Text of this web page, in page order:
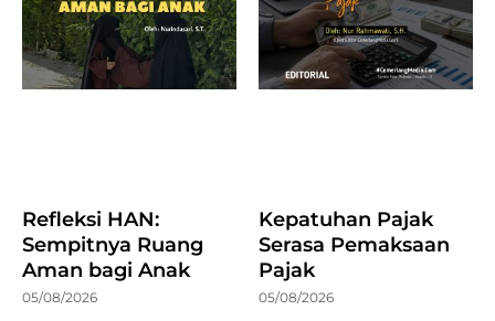
Refleksi HAN:
Sempitnya Ruang
Aman bagi Anak
05/08/2026
Kepatuhan Pajak
Serasa Pemaksaan
Pajak
05/08/2026